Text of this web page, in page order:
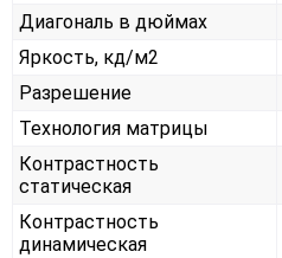
Диагональ в дюймах
Яркость, кд/м2
Разрешение
Технология матрицы
Контрастность
статическая
Контрастность
динамическая